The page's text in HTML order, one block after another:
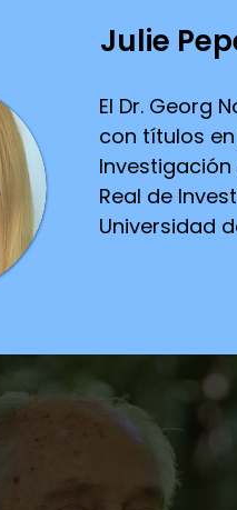
Julie
El Dr. Georg
con títulos
Real de
Universidad